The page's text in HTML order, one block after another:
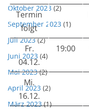
Termin
folgt
Fr.
04.12.
19:00
Mi.
16.12.
Oktober 2023 (2)
September 2023 (1)
Juli 2023(2)
Juni 2023 (4)
Mai 2023(2)
April 2023 (2)
März 2023(1)